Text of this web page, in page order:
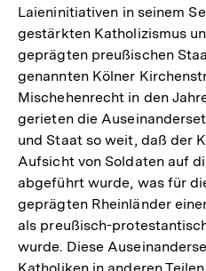
Laieninitiativen in seinem
gestärkten Katholizismus
geprägten preußischen
genannten Kölner
Mischehenrecht in den
gerieten die
und Staat so weit, daß der
Aufsicht von Soldaten auf
abgeführt wurde, was für
geprägten Rheinländer
als preußisch-
wurde. Diese
Katholiken in anderen